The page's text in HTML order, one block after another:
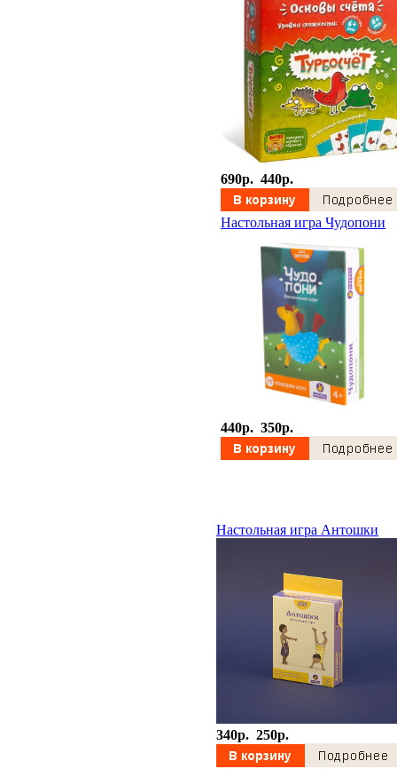
690p. 440p.
Настольная игра Чудопони
440p. 350p.
Настольная игра Антошки
340p. 250p.